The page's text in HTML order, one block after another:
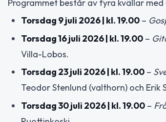
Programmet består av fyra kvällar
Torsdag 9 juli 2026 | kl. 19.00 –
Torsdag 16 juli 2026 | kl. 19.00 –
Villa-Lobos.
Torsdag 23 juli 2026 | kl. 19.00 –
Teodor Stenlund (valthorn) och Erik
Torsdag 30 juli 2026 | kl. 19.00 –